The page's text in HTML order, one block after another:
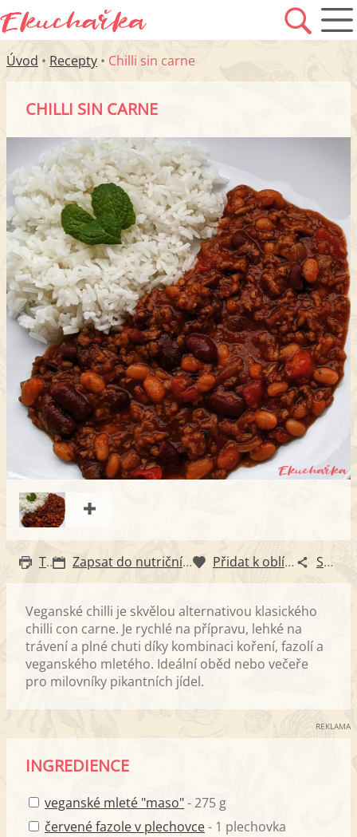
Úvod • Recepty • Chilli sin carne
CHILLI SIN CARNE
Tisk Zapsat do nutričního diáře Přidat k oblíbeným Sdílet
Veganské chilli je skvělou alternativou klasického
chilli con carne. Je rychlé na přípravu, lehké na
trávení a plné chuti díky kombinaci koření, fazolí a
veganského mletého. Ideální oběd nebo večeře
pro milovníky pikantních jídel.
REKLAMA
INGREDIENCE
veganské mleté "maso"- 275 g
červené fazole v plechovce- 1 plechovka